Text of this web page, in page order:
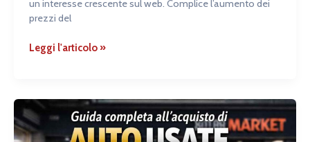
un interesse crescente sul web. Complice l’aumento dei
prezzi del
Leggi l'articolo »
Guida
completa
all’acquisto